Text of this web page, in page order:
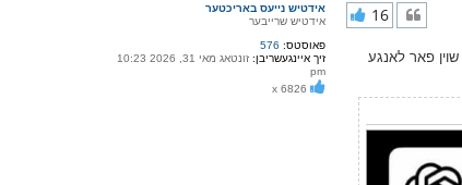
אידטיש נייעס באריכטער
אידטיש שרייבער
פאוסטס: 576
זיך איינגעשריבן:
זונטאג מאי 31, 2026 10:23
pm
16
פאר לאנגע